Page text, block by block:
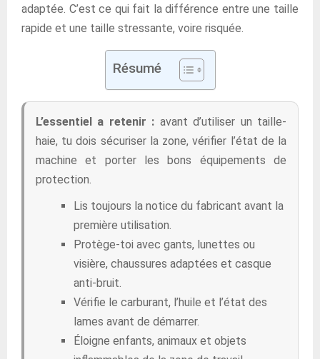
adaptée. C’est ce qui fait la différence entre une taille
rapide et une taille stressante, voire risquée.
Résumé
L’essentiel a retenir : avant d’utiliser un taille-
haie, tu dois sécuriser la zone, vérifier l’état de la
machine et porter les bons équipements de
protection.
Lis toujours la notice du fabricant avant la
première utilisation.
Protège-toi avec gants, lunettes ou
visière, chaussures adaptées et casque
anti-bruit.
Vérifie le carburant, l’huile et l’état des
lames avant de démarrer.
Éloigne enfants, animaux et objets